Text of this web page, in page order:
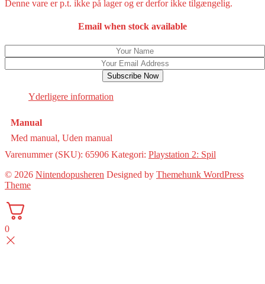
Denne vare er p.t. ikke på lager og er derfor ikke tilgængelig.
Email when stock available
Subscribe Now
Yderligere information
Manual
Med manual, Uden manual
Varenummer (SKU): 65906 Kategori: Playstation 2: Spil
© 2026 Nintendopusheren Designed by Themehunk WordPress
Theme
0